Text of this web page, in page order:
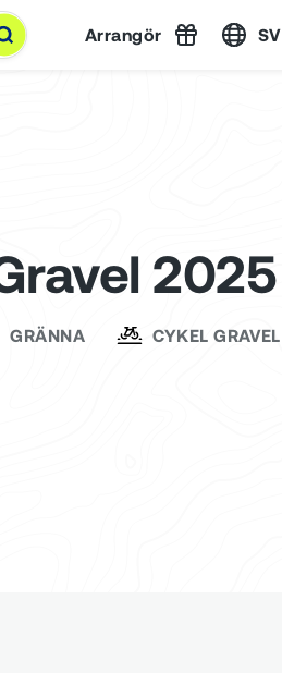
Arrangör SV
2025
GRÄNNA CYKEL GRAVEL